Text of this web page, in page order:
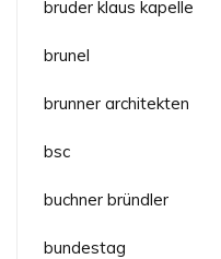
bruder klaus kapelle
brunel
brunner architekten
bsc
buchner bründler
bundestag